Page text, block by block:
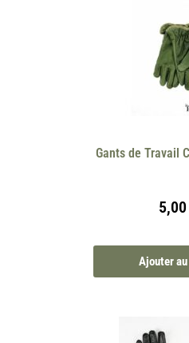
Gants de Travail
5,00
Ajouter